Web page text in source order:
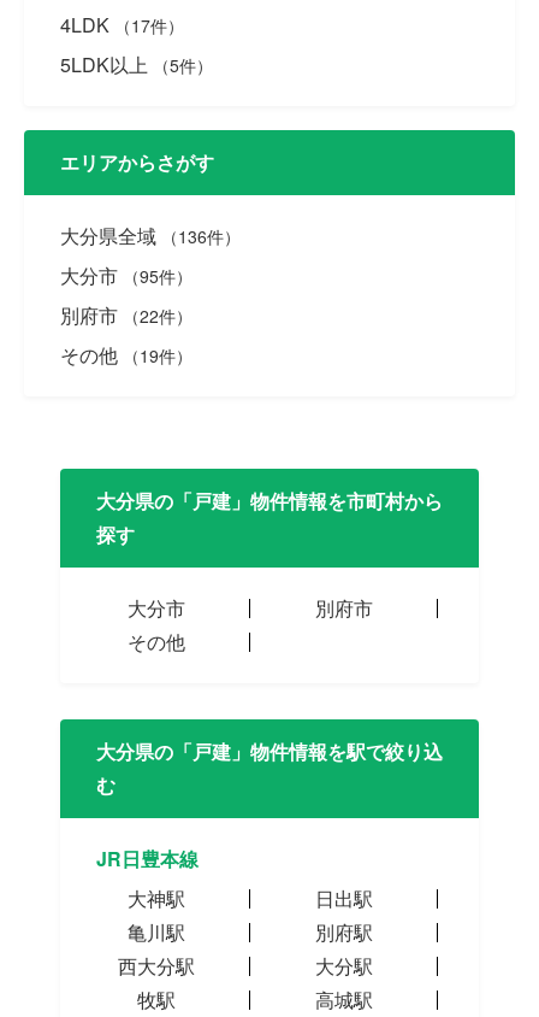
4LDK （17件）
5LDK以上 （5件）
エリアからさがす
大分県全域 （136件）
大分市 （95件）
別府市 （22件）
その他 （19件）
大分県の「戸建」物件情報を市町村から
探す
大分市
別府市
その他
大分県の「戸建」物件情報を駅で絞り込
む
JR日豊本線
大神駅
日出駅
亀川駅
別府駅
西大分駅
大分駅
牧駅
高城駅